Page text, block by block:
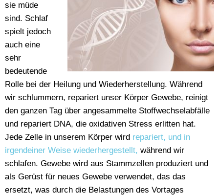
sie müde
sind. Schlaf
spielt jedoch
auch eine
sehr
bedeutende
Rolle bei der Heilung und Wiederherstellung. Während
wir schlummern, repariert unser Körper Gewebe, reinigt
den ganzen Tag über angesammelte Stoffwechselabfälle
und repariert DNA, die oxidativen Stress erlitten hat.
Jede Zelle in unserem Körper wird repariert, und in
irgendeiner Weise wiederhergestellt, während wir
schlafen. Gewebe wird aus Stammzellen produziert und
als Gerüst für neues Gewebe verwendet, das das
ersetzt, was durch die Belastungen des Vortages